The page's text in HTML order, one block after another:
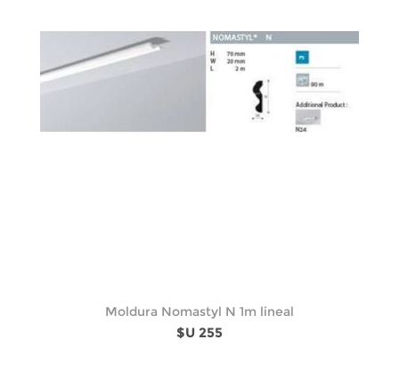
Moldura Nomastyl N 1m lineal
$U 255